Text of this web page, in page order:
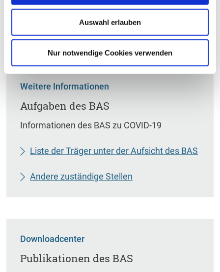
Auswahl erlauben
Nur notwendige Cookies verwenden
Weitere Informationen
Aufgaben des BAS
Informationen des BAS zu COVID-19
Liste der Träger unter der Aufsicht des BAS
Andere zuständige Stellen
Downloadcenter
Publikationen des BAS